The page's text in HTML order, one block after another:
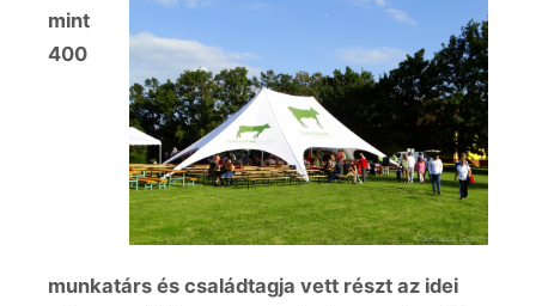
mint
400
munkatárs és családtagja vett részt az idei